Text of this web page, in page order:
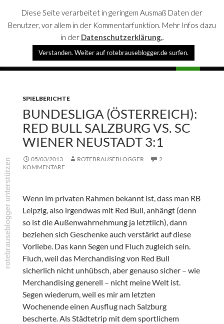
rotebrauseblogger
SPRINGE
SPIELBERICHTE
BUNDESLIGA (ÖSTERREICH):
RED BULL SALZBURG VS. SC
WIENER NEUSTADT 3:1
05/03/2013 ROTEBRAUSEBLOGGER
2
KOMMENTARE
Wenn im privaten Rahmen bekannt ist, dass man RB
Leipzig, also irgendwas mit Red Bull, anhängt (denn
so ist die Außenwahrnehmung ja letztlich), dann
beziehen sich Geschenke auch verstärkt auf diese
Vorliebe. Das kann Segen und Fluch zugleich sein.
Fluch, weil das Merchandising von Red Bull
sicherlich nicht unhübsch, aber genauso sicher – wie
Merchandising generell – nicht meine Welt ist.
Segen wiederum, weil es mir am letzten
Wochenende einen Ausflug nach Salzburg
bescherte. Als Städtetrip mit dem sportlichem
Diese Seite verarbeitet in geringem Ausmaß Daten der
Benutzer, vor allem in der Kommentarfunktion. Mehr Infos dazu
in der Datenschutzerklärung..
Verstanden. Weiter auf rotebrauseblogger.de surfen.
rotebrauseblogger unterstützen